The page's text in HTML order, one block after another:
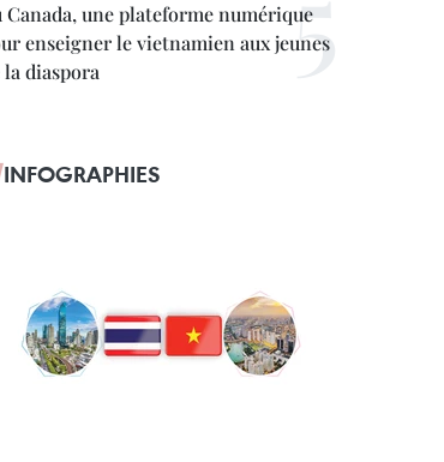
Canada, une plateforme numérique
enseigner le vietnamien aux jeunes
la diaspora
INFOGRAPHIES